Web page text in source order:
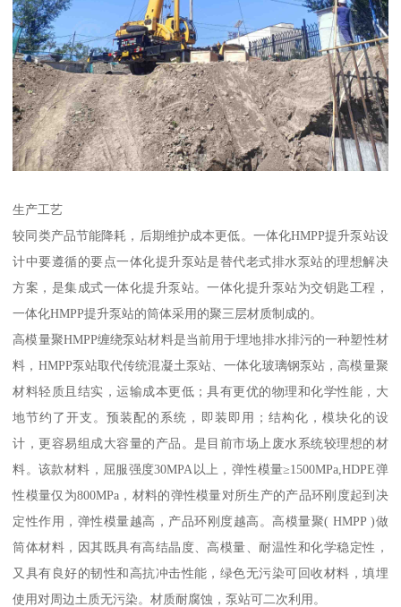
生产工艺
较同类产品节能降耗，后期维护成本更低。一体化HMPP提升泵站设
计中要遵循的要点一体化提升泵站是替代老式排水泵站的理想解决
方案，是集成式一体化提升泵站。一体化提升泵站为交钥匙工程，
一体化HMPP提升泵站的筒体采用的聚三层材质制成的。
高模量聚HMPP缠绕泵站材料是当前用于埋地排水排污的一种塑性材
料，HMPP泵站取代传统混凝土泵站、一体化玻璃钢泵站，高模量聚
材料轻质且结实，运输成本更低；具有更优的物理和化学性能，大
地节约了开支。预装配的系统，即装即用；结构化，模块化的设
计，更容易组成大容量的产品。是目前市场上废水系统较理想的材
料。该款材料，屈服强度30MPA以上，弹性模量≥1500MPa,HDPE弹
性模量仅为800MPa，材料的弹性模量对所生产的产品环刚度起到决
定性作用，弹性模量越高，产品环刚度越高。高模量聚( HMPP )做
筒体材料，因其既具有高结晶度、高模量、耐温性和化学稳定性，
又具有良好的韧性和高抗冲击性能，绿色无污染可回收材料，填埋
使用对周边土质无污染。材质耐腐蚀，泵站可二次利用。